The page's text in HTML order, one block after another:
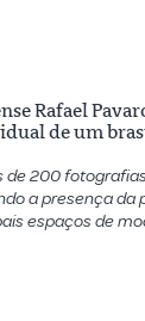
Rafael
de um
de 200
a presença da
espaços de